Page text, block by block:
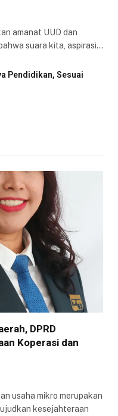
amanat UUD dan
suara kita, aspirasi…
Pendidikan, Sesuai
DPRD
Koperasi dan
usaha mikro merupakan
kesejahteraan